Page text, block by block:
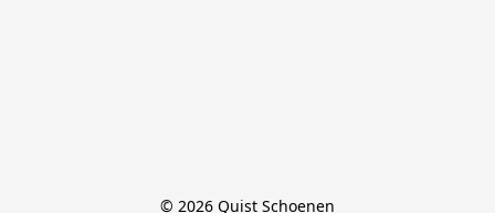
© 2026 Quist Schoenen